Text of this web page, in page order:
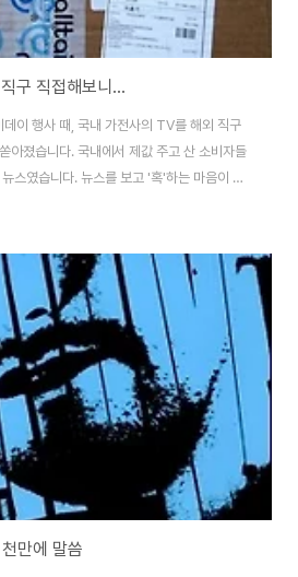
구 직접해보니...
이 행사 때, 국내 가전사의 TV를 해외 직구
아졌습니다. 국내에서 제값 주고 산 소비자들
스였습니다. 뉴스를 보고 '혹'하는 마음이 없
대한 울렁증이 있고 세금 문제 등 번거로운
서 바다수영에 재미가 붙어 아마존 쇼핑몰에
영 대회에 나갈 때는 선배의 슈트를 빌려 입
계속하려면 슈트 한 벌은 장만해야겠다는 생
만하려고 국내의 여러 철인 3종 용품샵과 수
만에 말씀